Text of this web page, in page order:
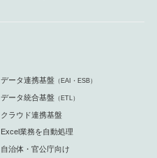
データ連携基盤 （EAI・ESB）
データ統合基盤 （ETL）
クラウド連携基盤
Excel業務を自動処理
自治体・官公庁向け